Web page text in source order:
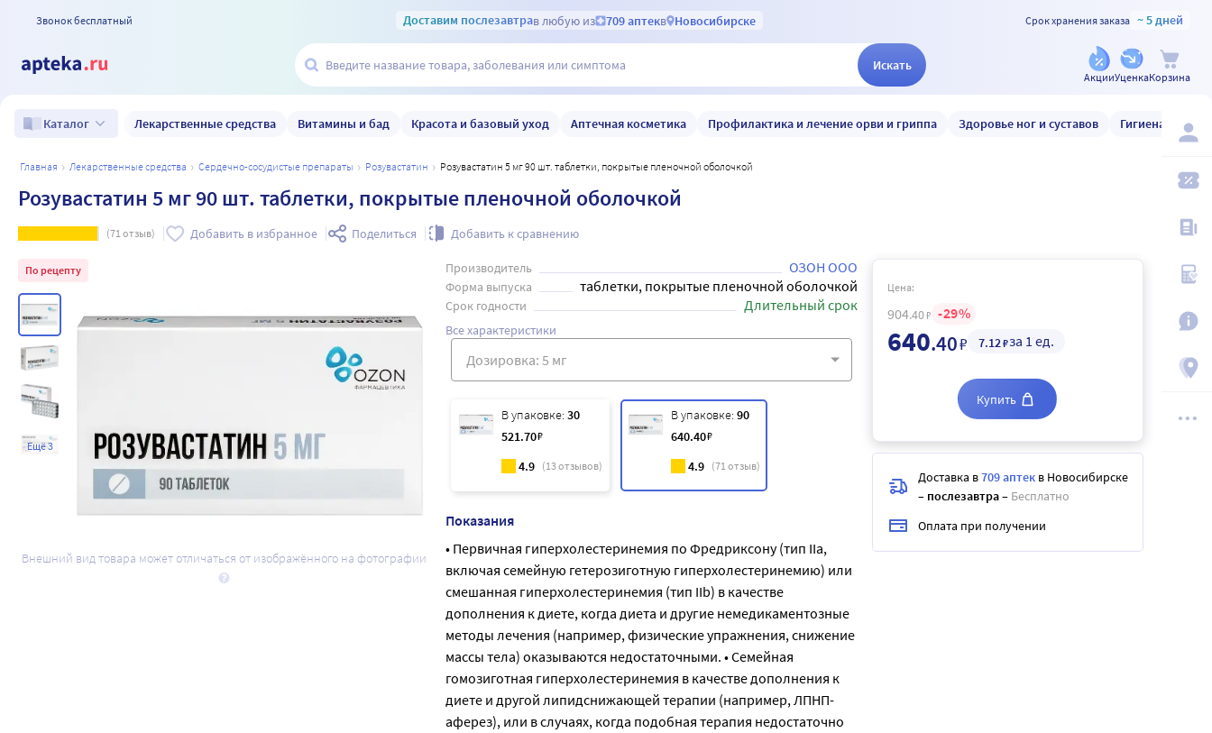
Звонок бесплатный Доставим послезавтрав любую из 709 аптекв Новосибирске Срок хранения заказа ~ 5 дней
Искать
АкцииУценкаКорзина
Каталог Лекарственные средства Витамины и бад Красота и базовый уход Аптечная косметика Профилактика и лечение орви и гриппа Здоровье ног и суставов Гигиена и уход
главная лекарственные средства сердечно-сосудистые препараты розувастатин Розувастатин 5 мг 90 шт. таблетки, покрытые пленочной оболочкой
Розувастатин 5 мг 90 шт. таблетки, покрытые пленочной оболочкой
(71отзыв) Добавить в избранное Поделиться Добавить к сравнению
По рецепту
Ещё 3
Внешний вид товара может отличаться от изображённого на фотографии
Производитель ОЗОН ООО
Форма выпуска таблетки, покрытые пленочной оболочкой
Срок годности Длительный срок
Все характеристики
В упаковке: 30
521.70₽
4.9 (13отзывов)
В упаковке: 90
640.40₽
4.9 (71отзыв)
Показания
• Первичная гиперхолестеринемия по Фредриксону (тип IIa,
включая семейную гетерозиготную гиперхолестеринемию) или
смешанная гиперхолестеринемия (тип IIb) в качестве
дополнения к диете, когда диета и другие немедикаментозные
методы лечения (например, физические упражнения, снижение
массы тела) оказываются недостаточными. • Семейная
гомозиготная гиперхолестеринемия в качестве дополнения к
диете и другой липидснижающей терапии (например, ЛПНП-
аферез), или в случаях, когда подобная терапия недостаточно
Цена:
904.40₽ 29
640.40₽ 7.12₽за 1 ед.
Купить
Доставка в709 аптек в Новосибирске
– послезавтра– Бесплатно
Оплата при получении